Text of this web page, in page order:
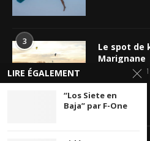
3
Le spot de
Marignane
26 février 2021
FACEBOOK PAGE & GROUPES
LIRE ÉGALEMENT
“Los Siete en
Baja” par F-One